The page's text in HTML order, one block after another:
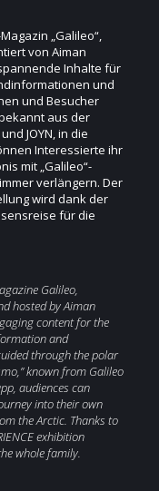
„Galileo“,
von Aiman
Inhalte für
und
und Besucher
aus der
JOYN, in die
Interessierte ihr
mit „Galileo“-
verlängern. Der
wird dank der
für die
Galileo,
hosted by Aiman
content for the
and
through the polar
known from Galileo
audiences can
into their own
the Arctic. Thanks to
exhibition
whole family.